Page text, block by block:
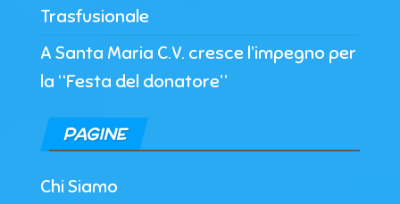
Trasfusionale
A Santa Maria C.V. cresce l’impegno per
la “Festa del donatore”
PAGINE
Chi Siamo